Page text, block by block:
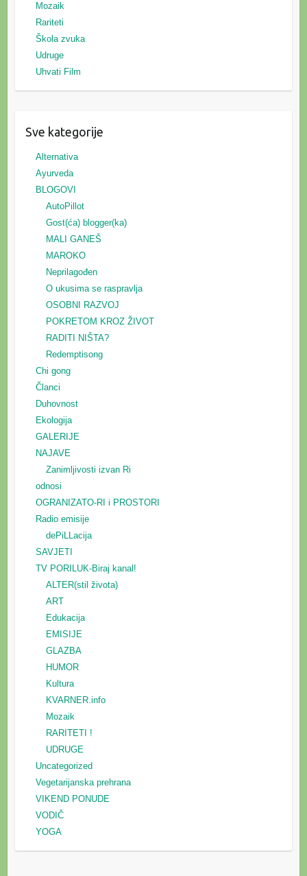
Mozaik
Rariteti
Škola zvuka
Udruge
Uhvati Film
Sve kategorije
Alternativa
Ayurveda
BLOGOVI
AutoPillot
Gost(ća) blogger(ka)
MALI GANEŠ
MAROKO
Neprilagođen
O ukusima se raspravlja
OSOBNI RAZVOJ
POKRETOM KROZ ŽIVOT
RADITI NIŠTA?
Redemptisong
Chi gong
Članci
Duhovnost
Ekologija
GALERIJE
NAJAVE
Zanimljivosti izvan Ri
odnosi
OGRANIZATO-RI i PROSTORI
Radio emisije
dePiLLacija
SAVJETI
TV PORILUK-Biraj kanal!
ALTER(stil života)
ART
Edukacija
EMISIJE
GLAZBA
HUMOR
Kultura
KVARNER.info
Mozaik
RARITETI !
UDRUGE
Uncategorized
Vegetarijanska prehrana
VIKEND PONUDE
VODIČ
YOGA